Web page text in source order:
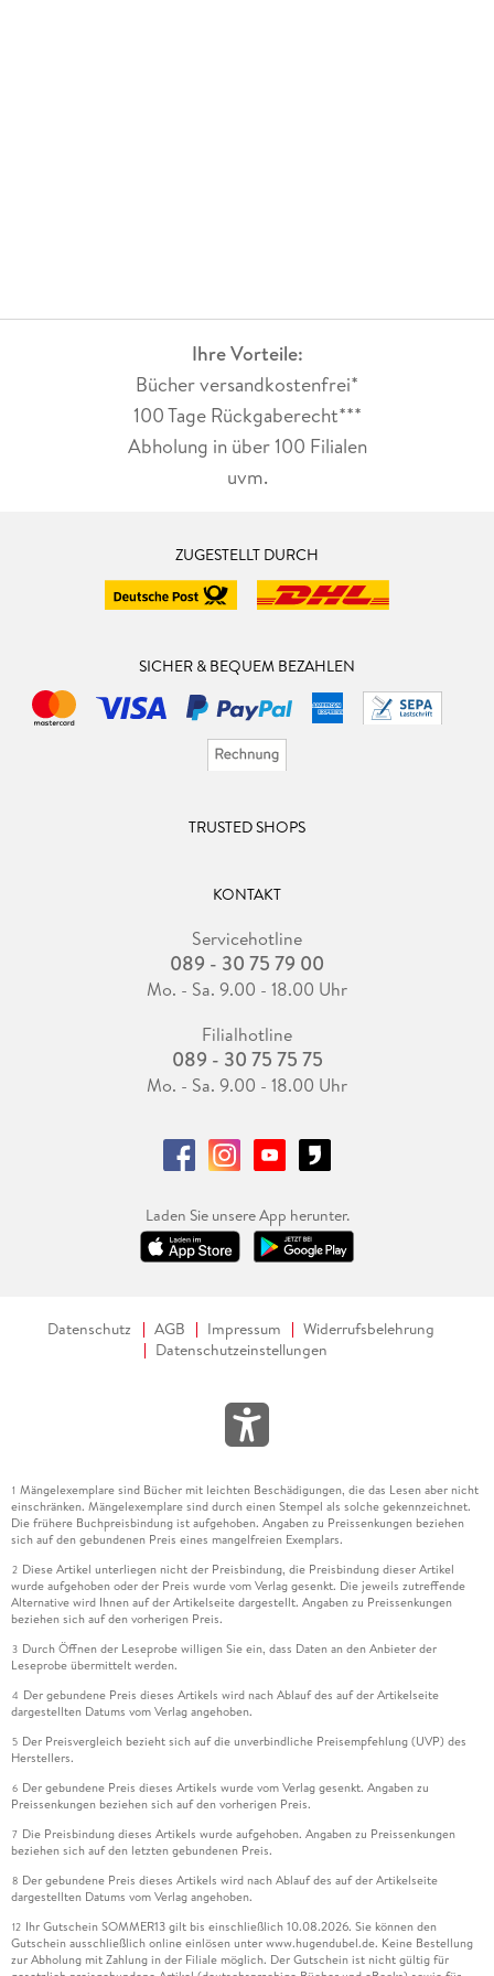
Ihre Vorteile:
Bücher versandkostenfrei*
100 Tage Rückgaberecht***
Abholung in über 100 Filialen
uvm.
ZUGESTELLT DURCH
SICHER & BEQUEM BEZAHLEN
TRUSTED SHOPS
KONTAKT
Servicehotline
089 - 30 75 79 00
Mo. - Sa. 9.00 - 18.00 Uhr
Filialhotline
089 - 30 75 75 75
Mo. - Sa. 9.00 - 18.00 Uhr
Laden Sie unsere App herunter.
Datenschutz AGB Impressum
Widerrufsbelehrung
Datenschutzeinstellungen
1 Mängelexemplare sind Bücher mit leichten Beschädigungen, die das Lesen aber nicht
einschränken. Mängelexemplare sind durch einen Stempel als solche gekennzeichnet.
Die frühere Buchpreisbindung ist aufgehoben. Angaben zu Preissenkungen beziehen
sich auf den gebundenen Preis eines mangelfreien Exemplars.
2 Diese Artikel unterliegen nicht der Preisbindung, die Preisbindung dieser Artikel
wurde aufgehoben oder der Preis wurde vom Verlag gesenkt. Die jeweils zutreffende
Alternative wird Ihnen auf der Artikelseite dargestellt. Angaben zu Preissenkungen
beziehen sich auf den vorherigen Preis.
3 Durch Öffnen der Leseprobe willigen Sie ein, dass Daten an den Anbieter der
Leseprobe übermittelt werden.
4 Der gebundene Preis dieses Artikels wird nach Ablauf des auf der Artikelseite
dargestellten Datums vom Verlag angehoben.
5 Der Preisvergleich bezieht sich auf die unverbindliche Preisempfehlung (UVP) des
Herstellers.
6 Der gebundene Preis dieses Artikels wurde vom Verlag gesenkt. Angaben zu
Preissenkungen beziehen sich auf den vorherigen Preis.
7 Die Preisbindung dieses Artikels wurde aufgehoben. Angaben zu Preissenkungen
beziehen sich auf den letzten gebundenen Preis.
8 Der gebundene Preis dieses Artikels wird nach Ablauf des auf der Artikelseite
dargestellten Datums vom Verlag angehoben.
12 Ihr Gutschein SOMMER13 gilt bis einschließlich 10.08.2026. Sie können den
Gutschein ausschließlich online einlösen unter www.hugendubel.de. Keine Bestellung
zur Abholung mit Zahlung in der Filiale möglich. Der Gutschein ist nicht gültig für